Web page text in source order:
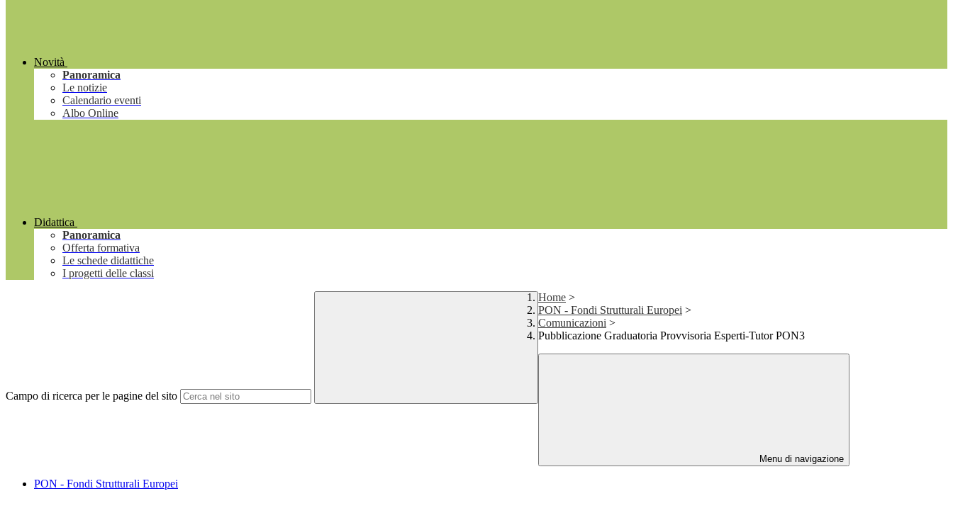
Novità
Panoramica
Le notizie
Calendario eventi
Albo Online
Didattica
Panoramica
Offerta formativa
Le schede didattiche
I progetti delle classi
Campo di ricerca per le pagine del sito
Home >
PON - Fondi Strutturali Europei >
Comunicazioni >
Pubblicazione Graduatoria Provvisoria Esperti-Tutor PON3
Menu di navigazione
PON - Fondi Strutturali Europei